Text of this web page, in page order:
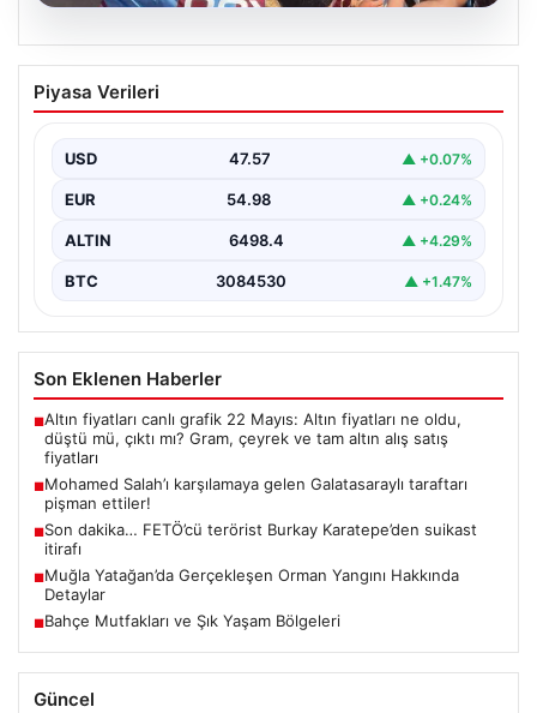
05.08.2026
Mohamed Salah’ı karşılamaya gelen
Galatasaraylı taraftarı pişman ettiler!
Piyasa Verileri
USD 47.57 ▲ +0.07%
EUR 54.98 ▲ +0.24%
ALTIN 6498.4 ▲ +4.29%
BTC 3084530 ▲ +1.47%
Son Eklenen Haberler
■Altın fiyatları canlı grafik 22 Mayıs: Altın fiyatları ne oldu,
düştü mü, çıktı mı? Gram, çeyrek ve tam altın alış satış
fiyatları
■Mohamed Salah’ı karşılamaya gelen Galatasaraylı taraftarı
pişman ettiler!
■Son dakika… FETÖ’cü terörist Burkay Karatepe’den suikast
itirafı
■Muğla Yatağan’da Gerçekleşen Orman Yangını Hakkında
Detaylar
■Bahçe Mutfakları ve Şık Yaşam Bölgeleri
Güncel